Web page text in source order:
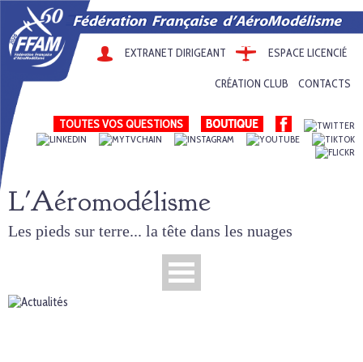
EXTRANET DIRIGEANT ESPACE LICENCIÉ
CRÉATION CLUB CONTACTS
TOUTES VOS QUESTIONS
L'Aéromodélisme
Les pieds sur terre... la tête dans les nuages